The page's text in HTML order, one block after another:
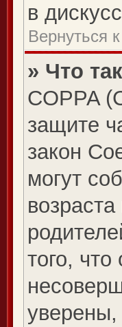
в
Вернуться
» Что
COPPA
защите
закон
могут
того,